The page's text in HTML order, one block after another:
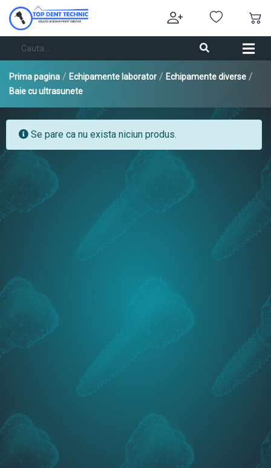
Prima pagina / Echipamente laborator / Echipamente diverse /
Baie cu ultrasunete
Se pare ca nu exista niciun produs.